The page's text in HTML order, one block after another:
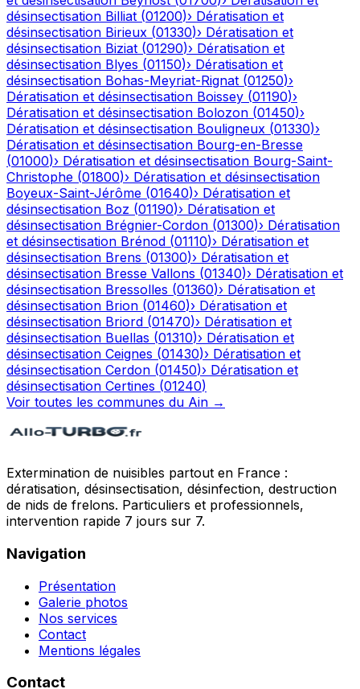
désinsectisation Billiat (01200)› Dératisation et
désinsectisation Birieux (01330)› Dératisation et
désinsectisation Biziat (01290)› Dératisation et
désinsectisation Blyes (01150)› Dératisation et
désinsectisation Bohas-Meyriat-Rignat (01250)›
Dératisation et désinsectisation Boissey (01190)›
Dératisation et désinsectisation Bolozon (01450)›
Dératisation et désinsectisation Bouligneux (01330)›
Dératisation et désinsectisation Bourg-en-Bresse
(01000)› Dératisation et désinsectisation Bourg-Saint-
Christophe (01800)› Dératisation et désinsectisation
Boyeux-Saint-Jérôme (01640)› Dératisation et
désinsectisation Boz (01190)› Dératisation et
désinsectisation Brégnier-Cordon (01300)› Dératisation
et désinsectisation Brénod (01110)› Dératisation et
désinsectisation Brens (01300)› Dératisation et
désinsectisation Bresse Vallons (01340)› Dératisation et
désinsectisation Bressolles (01360)› Dératisation et
désinsectisation Brion (01460)› Dératisation et
désinsectisation Briord (01470)› Dératisation et
désinsectisation Buellas (01310)› Dératisation et
désinsectisation Ceignes (01430)› Dératisation et
désinsectisation Cerdon (01450)› Dératisation et
désinsectisation Certines (01240)
Voir toutes les communes du Ain →
Extermination de nuisibles partout en France :
dératisation, désinsectisation, désinfection, destruction
de nids de frelons. Particuliers et professionnels,
intervention rapide 7 jours sur 7.
Navigation
Présentation
Galerie photos
Nos services
Contact
Mentions légales
Contact